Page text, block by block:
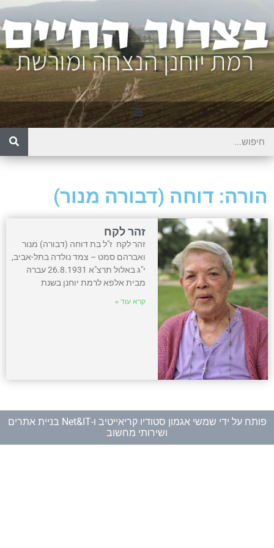
הורה: דוחה (דבורה מנור)
זהר לקח
זהר לקח ז"ל בת דוחה (דבורה) מנור
ואברהם סמט – צמד נולדה בתל-אביב,
י"ג באלול תרצ"א 26.8.1931 עברה
מבית אלפא לרמת יוחנן בשנת
קרא עוד »
פותח על ידי שמשי אגמון סטודיו קריאייטיב ו-
Net&IT בניית אתרים
ושירותי מחשוב